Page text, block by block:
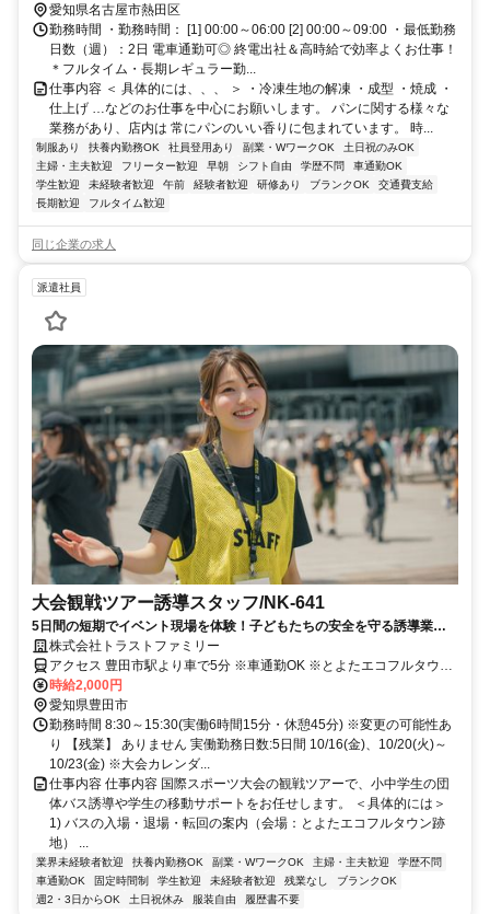
徒歩約12分
愛知県名古屋市熱田区
勤務時間 ・勤務時間： [1] 00:00～06:00 [2] 00:00～09:00 ・最低勤務
日数（週）：2日 電車通勤可◎ 終電出社＆高時給で効率よくお仕事！
＊フルタイム・長期レギュラー勤...
仕事内容 ＜ 具体的には、、、 ＞ ・冷凍生地の解凍 ・成型 ・焼成 ・
仕上げ …などのお仕事を中心にお願いします。 パンに関する様々な
業務があり、店内は 常にパンのいい香りに包まれています。 時...
制服あり 扶養内勤務OK 社員登用あり 副業・WワークOK
土日祝のみOK
主婦・主夫歓迎
フリーター歓迎 早朝 シフト自由 学歴不問
車通勤OK
学生歓迎
未経験者歓迎 午前 経験者歓迎 研修あり ブランクOK
交通費支給
長期歓迎
フルタイム歓迎
同じ企業の求人
派遣社員
大会観戦ツアー誘導スタッフ/NK-641
5日間の短期でイベント現場を体験！子どもたちの安全を守る誘導業務
で達成感を味わえます。
株式会社トラストファミリー
アクセス 豊田市駅より車で5分 ※車通勤OK ※とよたエコフルタウン
跡地に駐車場あり
時給2,000円
愛知県豊田市
勤務時間 8:30～15:30(実働6時間15分・休憩45分) ※変更の可能性あ
り 【残業】 ありません 実働勤務日数:5日間 10/16(金)、10/20(火)～
10/23(金) ※大会カレンダ...
仕事内容 仕事内容 国際スポーツ大会の観戦ツアーで、小中学生の団
体バス誘導や学生の移動サポートをお任せします。 ＜具体的には＞
1) バスの入場・退場・転回の案内（会場：とよたエコフルタウン跡
地） ...
業界未経験者歓迎 扶養内勤務OK 副業・WワークOK 主婦・主夫歓迎
学歴不問
車通勤OK
固定時間制 学生歓迎 未経験者歓迎 残業なし
ブランクOK
週2・3日からOK
土日祝休み 服装自由 履歴書不要